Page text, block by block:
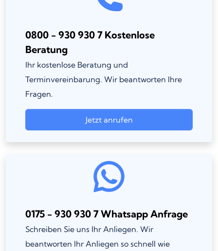
0800 - 930 930 7 Kostenlose
Beratung
Ihr kostenlose Beratung und
Terminvereinbarung. Wir beantworten Ihre
Fragen.
Jetzt anrufen
0175 - 930 930 7 Whatsapp Anfrage
Schreiben Sie uns Ihr Anliegen. Wir
beantworten Ihr Anliegen so schnell wie